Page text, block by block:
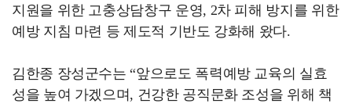
지원을 위한 고충상담창구 운영, 2차 피해 방지를 위한
예방 지침 마련 등 제도적 기반도 강화해 왔다.
김한종 장성군수는 “앞으로도 폭력예방 교육의 실효
성을 높여 가겠으며, 건강한 공직문화 조성을 위해 책